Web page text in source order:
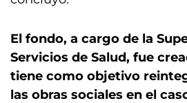
El fondo, a cargo de la
Servicios de Salud, fue
tiene como objetivo
las obras sociales en el